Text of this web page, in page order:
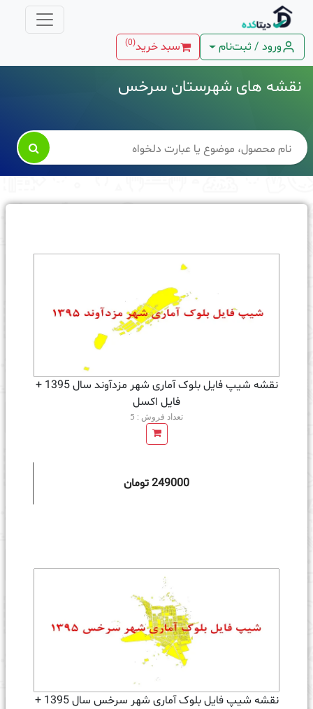
ورود / ثبت‌نام سبد خرید(
0
)
نقشه های شهرستان سرخس

نقشه شیپ فایل بلوک آماری شهر مزدآوند سال 1395 +
فايل اكسل
تعداد فروش : 5
249000 تومان
نقشه شیپ فایل بلوک آماری شهر سرخس سال 1395 +